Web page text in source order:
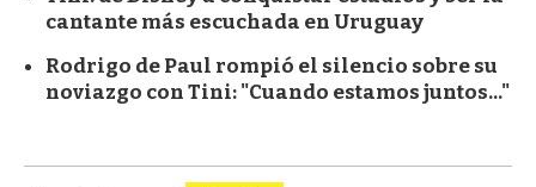
cantante más escuchada en Uruguay
Rodrigo de Paul rompió el silencio sobre su
noviazgo con Tini: "Cuando estamos juntos..."